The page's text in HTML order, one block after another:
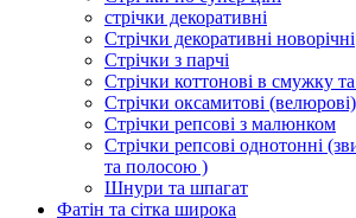
стрічки декоративні
Стрічки декоративні новорічні
Стрічки з парчі
Стрічки коттонові в смужку та
Стрічки оксамитові (велюрові)
Стрічки репсові з малюнком
Стрічки репсові однотонні
та полосою )
Шнури та шпагат
Фатін та сітка широка